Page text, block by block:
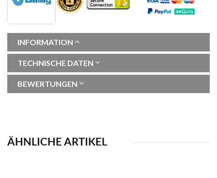
INFORMATION
TECHNISCHE DATEN
BEWERTUNGEN
ÄHNLICHE ARTIKEL